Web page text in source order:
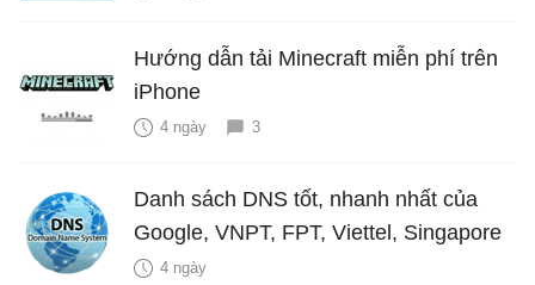
Hướng dẫn tải Minecraft miễn phí trên
iPhone
4 ngày 3
Danh sách DNS tốt, nhanh nhất của
Google, VNPT, FPT, Viettel, Singapore
4 ngày